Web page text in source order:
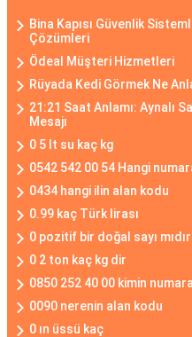
Bina Kapısı Güvenlik
Çözümleri
Ödeal Müşteri Hizmetleri
Rüyada Kedi Görmek Ne
21:21 Saat Anlamı: Aynalı
Mesajı
0 5 lt su kaç kg
0542 542 00 54 Hangi
0434 hangi ilin alan kodu
0.99 kaç Türk lirası
0 pozitif bir doğal sayı mıdır
0 2 ton kaç kg dir
0850 252 40 00 kimin
0090 nerenin alan kodu
0 ın üssü kaç